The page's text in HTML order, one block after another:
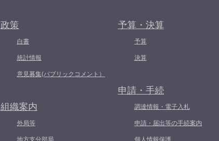
政策
白書
統計情報
意見募集(パブリックコメント）
組織案内
外局等
地方支分部局
予算・決算
予算
決算
申請・手続
調達情報・電子入札
申請・届出等の手続案内
個人情報保護